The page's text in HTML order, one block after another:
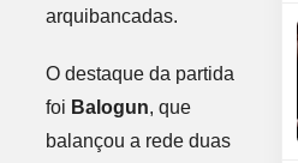
arquibancadas.
O destaque da partida
foi Balogun, que
balançou a rede duas